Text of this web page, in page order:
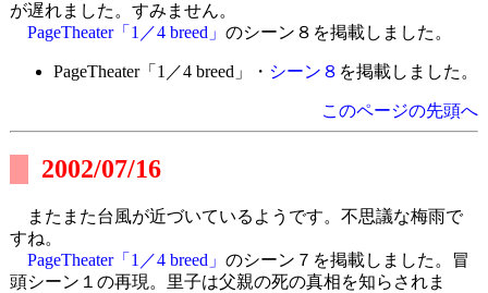
が遅れました。すみません。
PageTheater「1／4 breed」 のシーン８を掲載しました。
PageTheater「1／4 breed」・ シーン８ を掲載しました。
このページの先頭へ
2002/07/16
またまた台風が近づいているようです。不思議な梅雨で
すね。
PageTheater「1／4 breed」 のシーン７を掲載しました。冒
頭シーン１の再現。里子は父親の死の真相を知らされま